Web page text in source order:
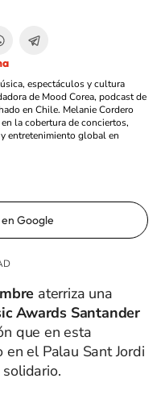
espectáculos y cultura
de Mood Corea, podcast de
en Chile. Melanie Cordero
la cobertura de conciertos,
entretenimiento global en
Google
aterriza una
Awards Santander
que en esta
el Palau Sant Jordi